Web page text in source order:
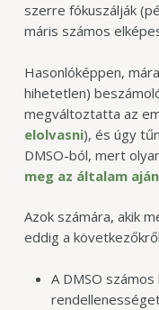
szerre fókuszálják
máris számos
Hasonlóképpen,
hihetetlen)
megváltoztatta az
elolvasni), és úgy
DMSO-ból, mert
meg az általam
Azok számára, akik
eddig a
A DMSO